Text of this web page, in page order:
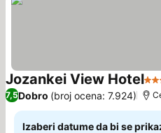
Jozankei View Hotel4
7,5Dobro (broj ocena: 7.924)
Izaberi datume da bi se